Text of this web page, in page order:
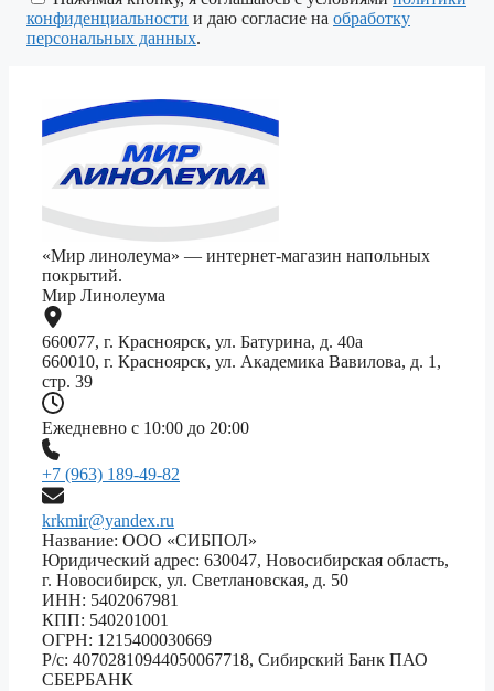
пустым.
конфиденциальности и даю согласие на обработку
персональных данных.
«Мир линолеума» — интернет-магазин напольных
покрытий.
Мир Линолеума
660077, г. Красноярск, ул. Батурина, д. 40а
660010, г. Красноярск, ул. Академика Вавилова, д. 1,
стр. 39
Ежедневно с 10:00 до 20:00
+7 (963) 189-49-82
krkmir@yandex.ru
Название: ООО «СИБПОЛ»
Юридический адрес: 630047, Новосибирская область,
г. Новосибирск, ул. Светлановская, д. 50
ИНН: 5402067981
КПП: 540201001
ОГРН: 1215400030669
Р/с: 40702810944050067718, Сибирский Банк ПАО
СБЕРБАНК